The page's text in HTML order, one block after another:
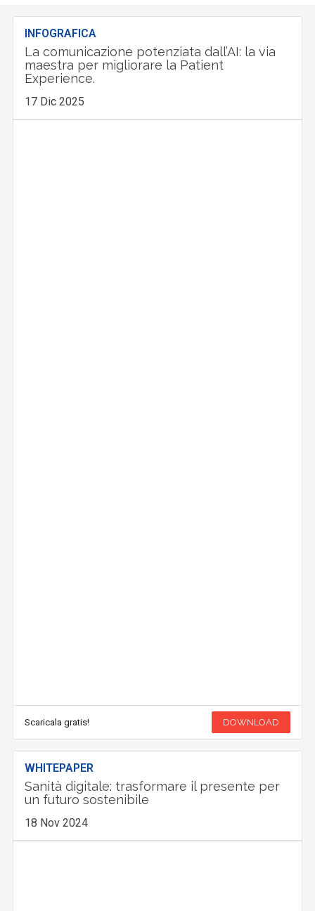
INFOGRAFICA
La comunicazione potenziata dall’AI: la via
maestra per migliorare la Patient
Experience.
17 Dic 2025
Scaricala gratis! DOWNLOAD
WHITEPAPER
Sanità digitale: trasformare il presente per
un futuro sostenibile
18 Nov 2024